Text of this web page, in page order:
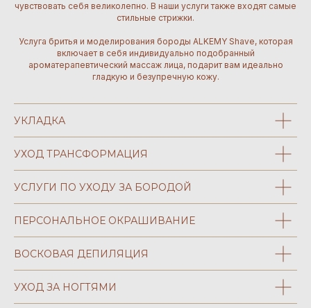
чувствовать себя великолепно. В наши услуги также входят самые
стильные стрижки.
Услуга бритья и моделирования бороды ALKEMY Shave, которая
включает в себя индивидуально подобранный
ароматерапевтический массаж лица, подарит вам идеально
гладкую и безупречную кожу.
УКЛАДКА
УХОД ТРАНСФОРМАЦИЯ
УСЛУГИ ПО УХОДУ ЗА БОРОДОЙ
ПЕРСОНАЛЬНОЕ ОКРАШИВАНИЕ
ВОСКОВАЯ ДЕПИЛЯЦИЯ
УХОД ЗА НОГТЯМИ
НАШЕ ПОРТФОЛИО